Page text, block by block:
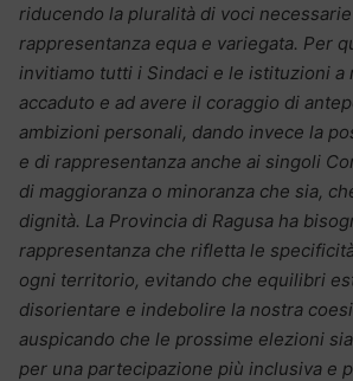
riducendo la pluralità di voci
rappresentanza equa e variegata. Per
invitiamo tutti i Sindaci e le istituzioni a
accaduto e ad avere il coraggio di
ambizioni personali, dando invece la
e di rappresentanza anche ai singoli
di maggioranza o minoranza che sia,
dignità. La Provincia di Ragusa ha
rappresentanza che rifletta le
ogni territorio, evitando che equilibri
disorientare e indebolire la nostra
auspicando che le prossime elezioni
per una partecipazione più inclusiva e